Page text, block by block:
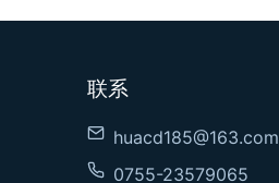
联系
huacd185@163.com
0755-23579065